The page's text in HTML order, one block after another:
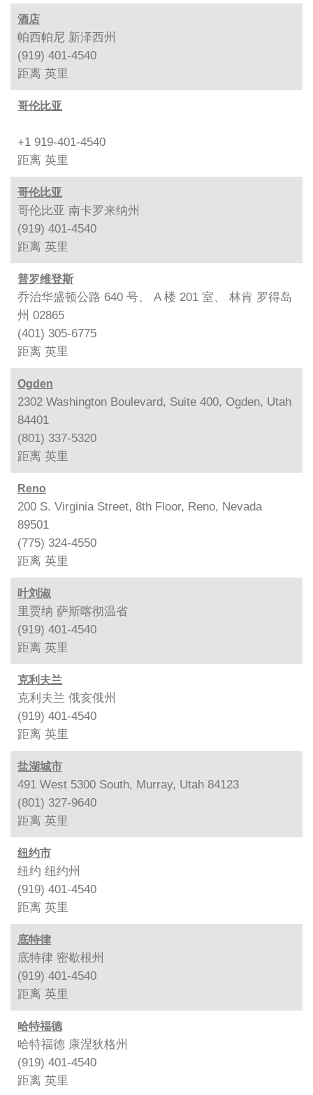
酒店
帕西帕尼 新泽西州
(919) 401-4540
距离 英里
哥伦比亚
+1 919-401-4540
距离 英里
哥伦比亚
哥伦比亚 南卡罗来纳州
(919) 401-4540
距离 英里
普罗维登斯
乔治华盛顿公路 640 号、 A 楼 201 室、 林肯 罗得岛
州 02865
(401) 305-6775
距离 英里
Ogden
2302 Washington Boulevard, Suite 400, Ogden, Utah
84401
(801) 337-5320
距离 英里
Reno
200 S. Virginia Street, 8th Floor, Reno, Nevada
89501
(775) 324-4550
距离 英里
叶刘淑
里贾纳 萨斯喀彻温省
(919) 401-4540
距离 英里
克利夫兰
克利夫兰 俄亥俄州
(919) 401-4540
距离 英里
盐湖城市
491 West 5300 South, Murray, Utah 84123
(801) 327-9640
距离 英里
纽约市
纽约 纽约州
(919) 401-4540
距离 英里
底特律
底特律 密歇根州
(919) 401-4540
距离 英里
哈特福德
哈特福德 康涅狄格州
(919) 401-4540
距离 英里